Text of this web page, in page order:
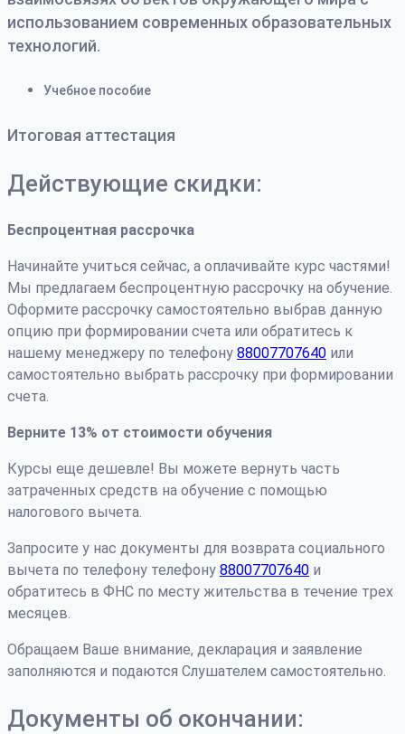
использованием современных образовательных
технологий.
Учебное пособие
Итоговая аттестация
Действующие скидки:
Беспроцентная рассрочка
Начинайте учиться сейчас, а оплачивайте курс частями!
Мы предлагаем беспроцентную рассрочку на обучение.
Оформите рассрочку самостоятельно выбрав данную
опцию при формировании счета или обратитесь к
нашему менеджеру по телефону 88007707640 или
самостоятельно выбрать рассрочку при формировании
счета.
Верните 13% от стоимости обучения
Курсы еще дешевле! Вы можете вернуть часть
затраченных средств на обучение с помощью
налогового вычета.
Запросите у нас документы для возврата социального
вычета по телефону телефону 88007707640 и
обратитесь в ФНС по месту жительства в течение трех
месяцев.
Обращаем Ваше внимание, декларация и заявление
заполняются и подаются Слушателем самостоятельно.
Документы об окончании: